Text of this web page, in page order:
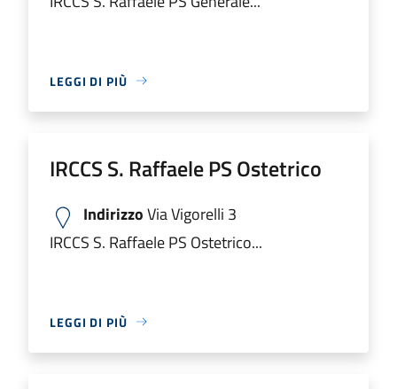
LEGGI DI PIÙ
IRCCS S. Raffaele PS Ostetrico
IndirizzoVia Vigorelli 3
IRCCS S. Raffaele PS Ostetrico...
LEGGI DI PIÙ